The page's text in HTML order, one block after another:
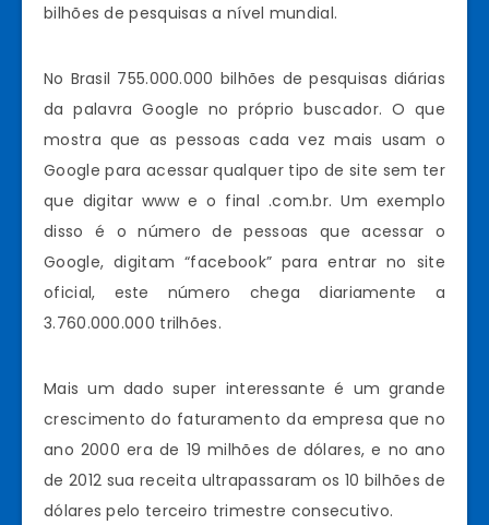
bilhões de pesquisas a nível mundial.
No Brasil 755.000.000 bilhões de pesquisas diárias
da palavra Google no próprio buscador. O que
mostra que as pessoas cada vez mais usam o
Google para acessar qualquer tipo de site sem ter
que digitar www e o final .com.br. Um exemplo
disso é o número de pessoas que acessar o
Google, digitam “facebook” para entrar no site
oficial, este número chega diariamente a
3.760.000.000 trilhões.
Mais um dado super interessante é um grande
crescimento do faturamento da empresa que no
ano 2000 era de 19 milhões de dólares, e no ano
de 2012 sua receita ultrapassaram os 10 bilhões de
dólares pelo terceiro trimestre consecutivo.